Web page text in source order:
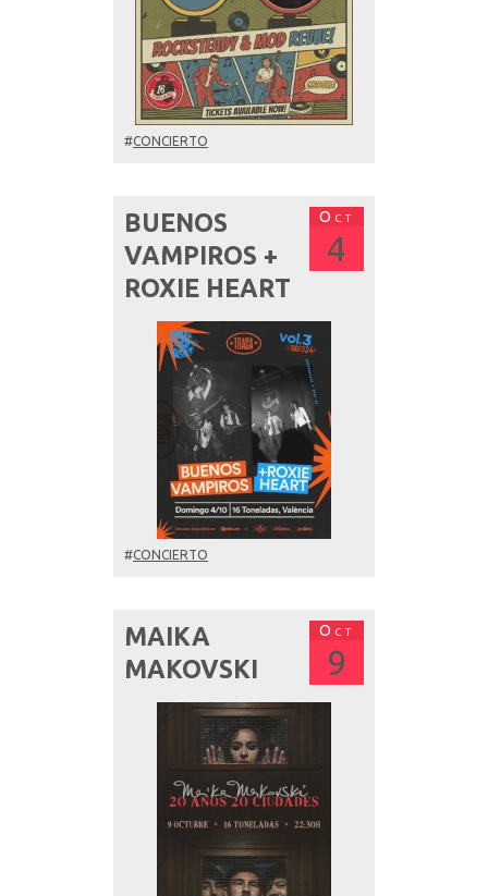
#CONCIERTO
Oct
4
BUENOS
VAMPIROS +
ROXIE HEART
#CONCIERTO
Oct
9
MAIKA
MAKOVSKI